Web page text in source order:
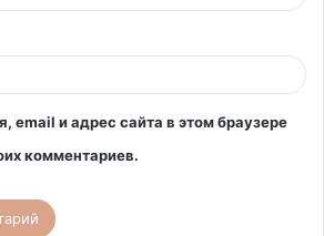
email и адрес сайта в этом браузере
комментариев.